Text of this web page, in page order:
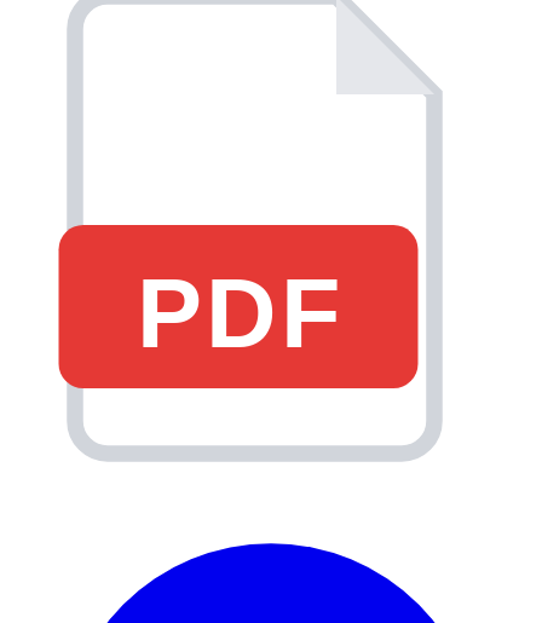
PDF